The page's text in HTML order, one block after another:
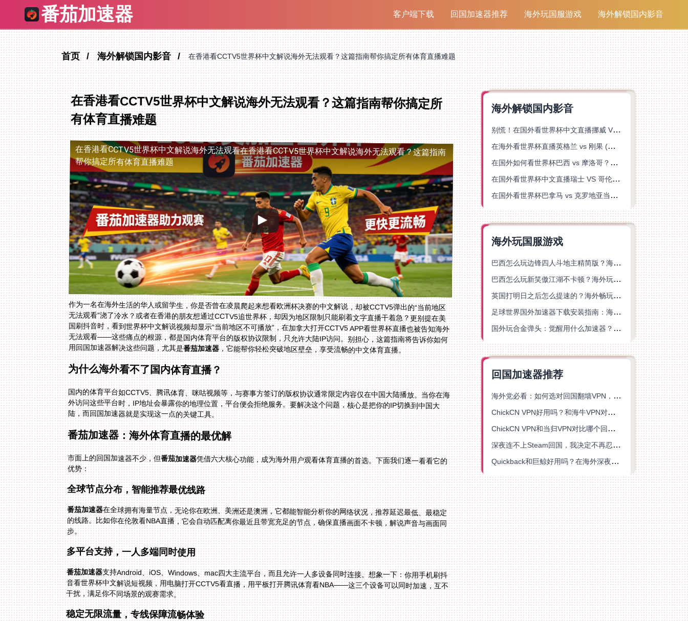
番茄加速器 客户端下载 回国加速器推荐 海外玩国服游戏 海外解锁国内影音
首页 海外解锁国内影音 在香港看CCTV5世界杯中文解说海外无法观看？这篇指南帮你搞定所有体育直播难题
在香港看CCTV5世界杯中文解说海外无法观看？这篇指南帮你搞定所
有体育直播难题
在香港看CCTV5世界杯中文解说海外无法观看在香港看CCTV5世界杯中文解说海外无法观看？这篇指南
帮你搞定所有体育直播难题
作为一名在海外生活的华人或留学生，你是否曾在凌晨爬起来想看欧洲杯决赛的中文解说，却被CCTV5弹出的“当前地区
无法观看”浇了冷水？或者在香港的朋友想通过CCTV5追世界杯，却因为地区限制只能刷着文字直播干着急？更别提在美
国刷抖音时，看到世界杯中文解说视频却显示“当前地区不可播放”，在加拿大打开CCTV5 APP看世界杯直播也被告知海外
无法观看——这些痛点的根源，都是国内体育平台的版权协议限制，只允许大陆IP访问。别担心，这篇指南将告诉你如何
用回国加速器解决这些问题，尤其是番茄加速器，它能帮你轻松突破地区壁垒，享受流畅的中文体育直播。
为什么海外看不了国内体育直播？
国内的体育平台如CCTV5、腾讯体育、咪咕视频等，与赛事方签订的版权协议通常限定内容仅在中国大陆播放。当你在海
外访问这些平台时，IP地址会暴露你的地理位置，平台便会拒绝服务。要解决这个问题，核心是把你的IP切换到中国大
陆，而回国加速器就是实现这一点的关键工具。
番茄加速器：海外体育直播的最优解
市面上的回国加速器不少，但番茄加速器凭借六大核心功能，成为海外用户观看体育直播的首选。下面我们逐一看看它的
优势：
全球节点分布，智能推荐最优线路
番茄加速器在全球拥有海量节点，无论你在欧洲、美洲还是澳洲，它都能智能分析你的网络状况，推荐延迟最低、最稳定
的线路。比如你在伦敦看NBA直播，它会自动匹配离你最近且带宽充足的节点，确保直播画面不卡顿，解说声音与画面同
步。
多平台支持，一人多端同时使用
番茄加速器支持Android、iOS、Windows、mac四大主流平台，而且允许一人多设备同时连接。想象一下：你用手机刷抖
音看世界杯中文解说短视频，用电脑打开CCTV5看直播，用平板打开腾讯体育看NBA——这三个设备可以同时加速，互不
干扰，满足你不同场景的观赛需求。
稳定无限流量，专线保障流畅体验
海外解锁国内影音
别慌！在国外看世界杯中文直播挪威 VS 英格兰仅限中国大陆？这篇指南帮你搞定
在海外看世界杯直播英格兰 vs 刚果 (金)当前地区不可播放？这篇指南帮你突破所有限制
在国外如何看世界杯巴西 vs 摩洛哥？海外党专属体育观赛指南来了
在国外看世界杯中文直播瑞士 VS 哥伦比亚当前地区不可播放？这篇指南帮你搞定
在国外看世界杯巴拿马 vs 克罗地亚当前地区不可播放？这篇指南帮你轻松解决海外体育直播难题
海外玩国服游戏
巴西怎么玩边锋四人斗地主精简版？海外游戏党的加速器终极选择
巴西怎么玩新笑傲江湖不卡顿？海外玩家国服游戏加速终极指南（附猫和老鼠一梦江湖实测）
英国打明日之后怎么提速的？海外畅玩国服游戏终极指南
足球世界国外加速器下载安装指南：海外党畅玩国服游戏的终极解决方案
国外玩合金弹头：觉醒用什么加速器？一份写给海外游子的畅玩指南
回国加速器推荐
海外党必看：如何选对回国翻墙VPN，无缝解锁国内资源？
ChickCN VPN好用吗？和海牛VPN对比哪个回国效果更好？
ChickCN VPN和当归VPN对比哪个回国效果更好？海外党亲测后选了它
深夜连不上Steam回国，我决定不再忍受这数字鸿沟
Quickback和巨鲸好用吗？在海外深夜想刷B站、追爱奇艺的你，或许正需要这份答案